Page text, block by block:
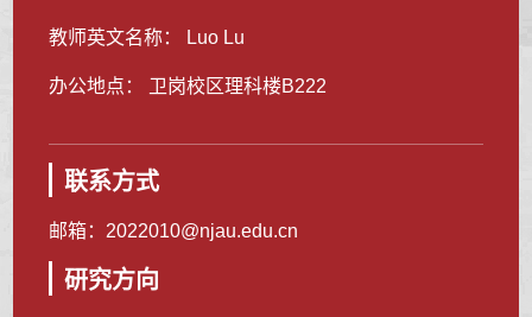
教师英文名称： Luo Lu
办公地点： 卫岗校区理科楼B222
联系方式
邮箱： 2022010@njau.edu.cn
研究方向